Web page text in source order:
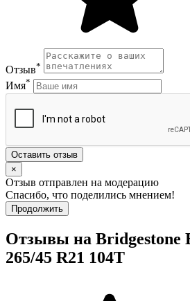
Отзыв*
Имя*
Оставить отзыв
×
Отзыв отправлен на модерацию
Спасибо, что поделились мнением!
Продолжить
Отзывы на Bridgestone
265/45 R21 104T